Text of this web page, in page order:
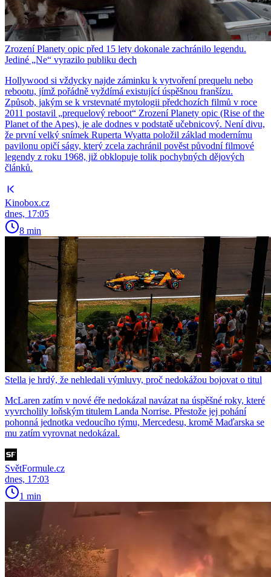
Zrození Planety opic před 15 lety dokonale zachránilo legendu.
Jediné „Ne“ vyrazilo publiku dech
Hollywood si vždycky najde záminku k vytvoření prequelu nebo
rebootu, jímž pořádně vyždímá existující úspěšnou franšízu.
Způsob, jakým se k vrstevnaté mytologii předchozích filmů v roce
2011 postavil „prequelový reboot“ Zrození Planety opic (Rise of the
Planet of the Apes), je ale dodnes v podstatě učebnicový. Není divu,
že první velký snímek Ruperta Wyatta položil základ modernímu
pavilonu opičí ságy, který zcela zachránil pověst původní filmové
legendy z roku 1968, již obklopuje tolik pochybných dějových
článků.
Kinobox.cz
dnes, 17:05
8 min
Stella je hrdý, že nehledali výmluvy, proč nedokážou bojovat o titul
McLaren zatím v nové éře nedokázal navázat na úspěšné roky, které
vyvrcholily loňským titulem Landa Norrise. Přestože jej pohání
pohonná jednotka vedoucího týmu, Mercedesu, kromě Maďarska se
mu zatím vyrovnat nedokázal.
SvětFormule.cz
dnes, 17:03
1 min